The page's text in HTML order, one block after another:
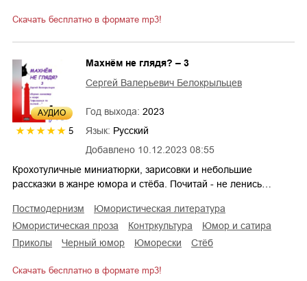
Скачать бесплатно в формате mp3!
AУДИО
5
Добавлено 10.12.2023 08:55
Махнём не глядя? – 3
Сергей Валерьевич Белокрыльцев
Год выхода: 2023
Язык: Русский
Крохотуличные миниатюрки, зарисовки и небольшие
рассказки в жанре юмора и стёба. Почитай - не ленись…
постмодернизм
юмористическая литература
юмористическая проза
контркультура
юмор и сатира
приколы
черный юмор юморески стёб
Скачать бесплатно в формате mp3!